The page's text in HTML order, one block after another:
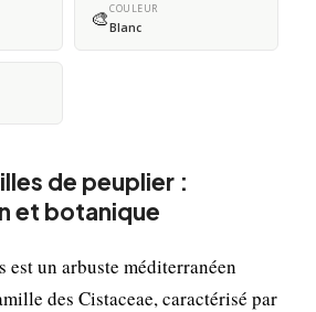
🎨COULEUR
Blanc
de peuplier :
et botanique
un arbuste méditerranéen
des Cistaceae, caractérisé par